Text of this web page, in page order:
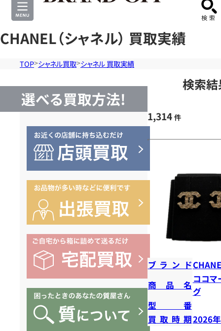
CHANEL（シャネル） 買取実績
TOP シャネル買取 シャネル 買取実績
選べる買取方法!
検索
1,314 件
ブランド
商品名
ココマ
グ
型番
買取時期2026